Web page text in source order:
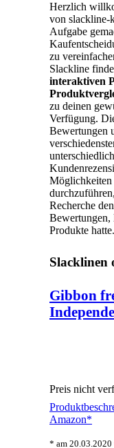
Herzlich
von slackline-
Aufgabe
zu
Slackline
interaktiven
zu deinen
Verfügung.
Bewertungen
Möglichkeiten
Recherche
Bewertungen,
Produkte hatte.
Slacklinen
Gibbon
Preis nicht
Amazon*
* am